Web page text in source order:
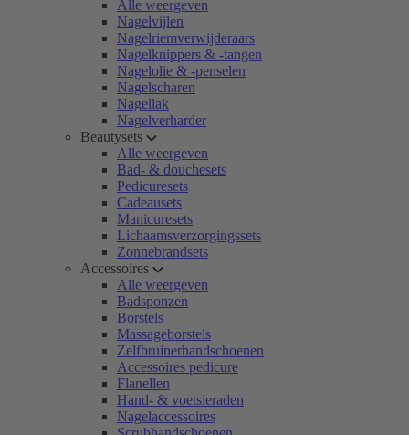
Alle weergeven
Nagelvijlen
Nagelriemverwijderaars
Nagelknippers & -tangen
Nagelolie & -penselen
Nagelscharen
Nagellak
Nagelverharder
Beautysets
Alle weergeven
Bad- & douchesets
Pedicuresets
Cadeausets
Manicuresets
Lichaamsverzorgingssets
Zonnebrandsets
Accessoires
Alle weergeven
Badsponzen
Borstels
Massageborstels
Zelfbruinerhandschoenen
Accessoires pedicure
Flanellen
Hand- & voetsieraden
Nagelaccessoires